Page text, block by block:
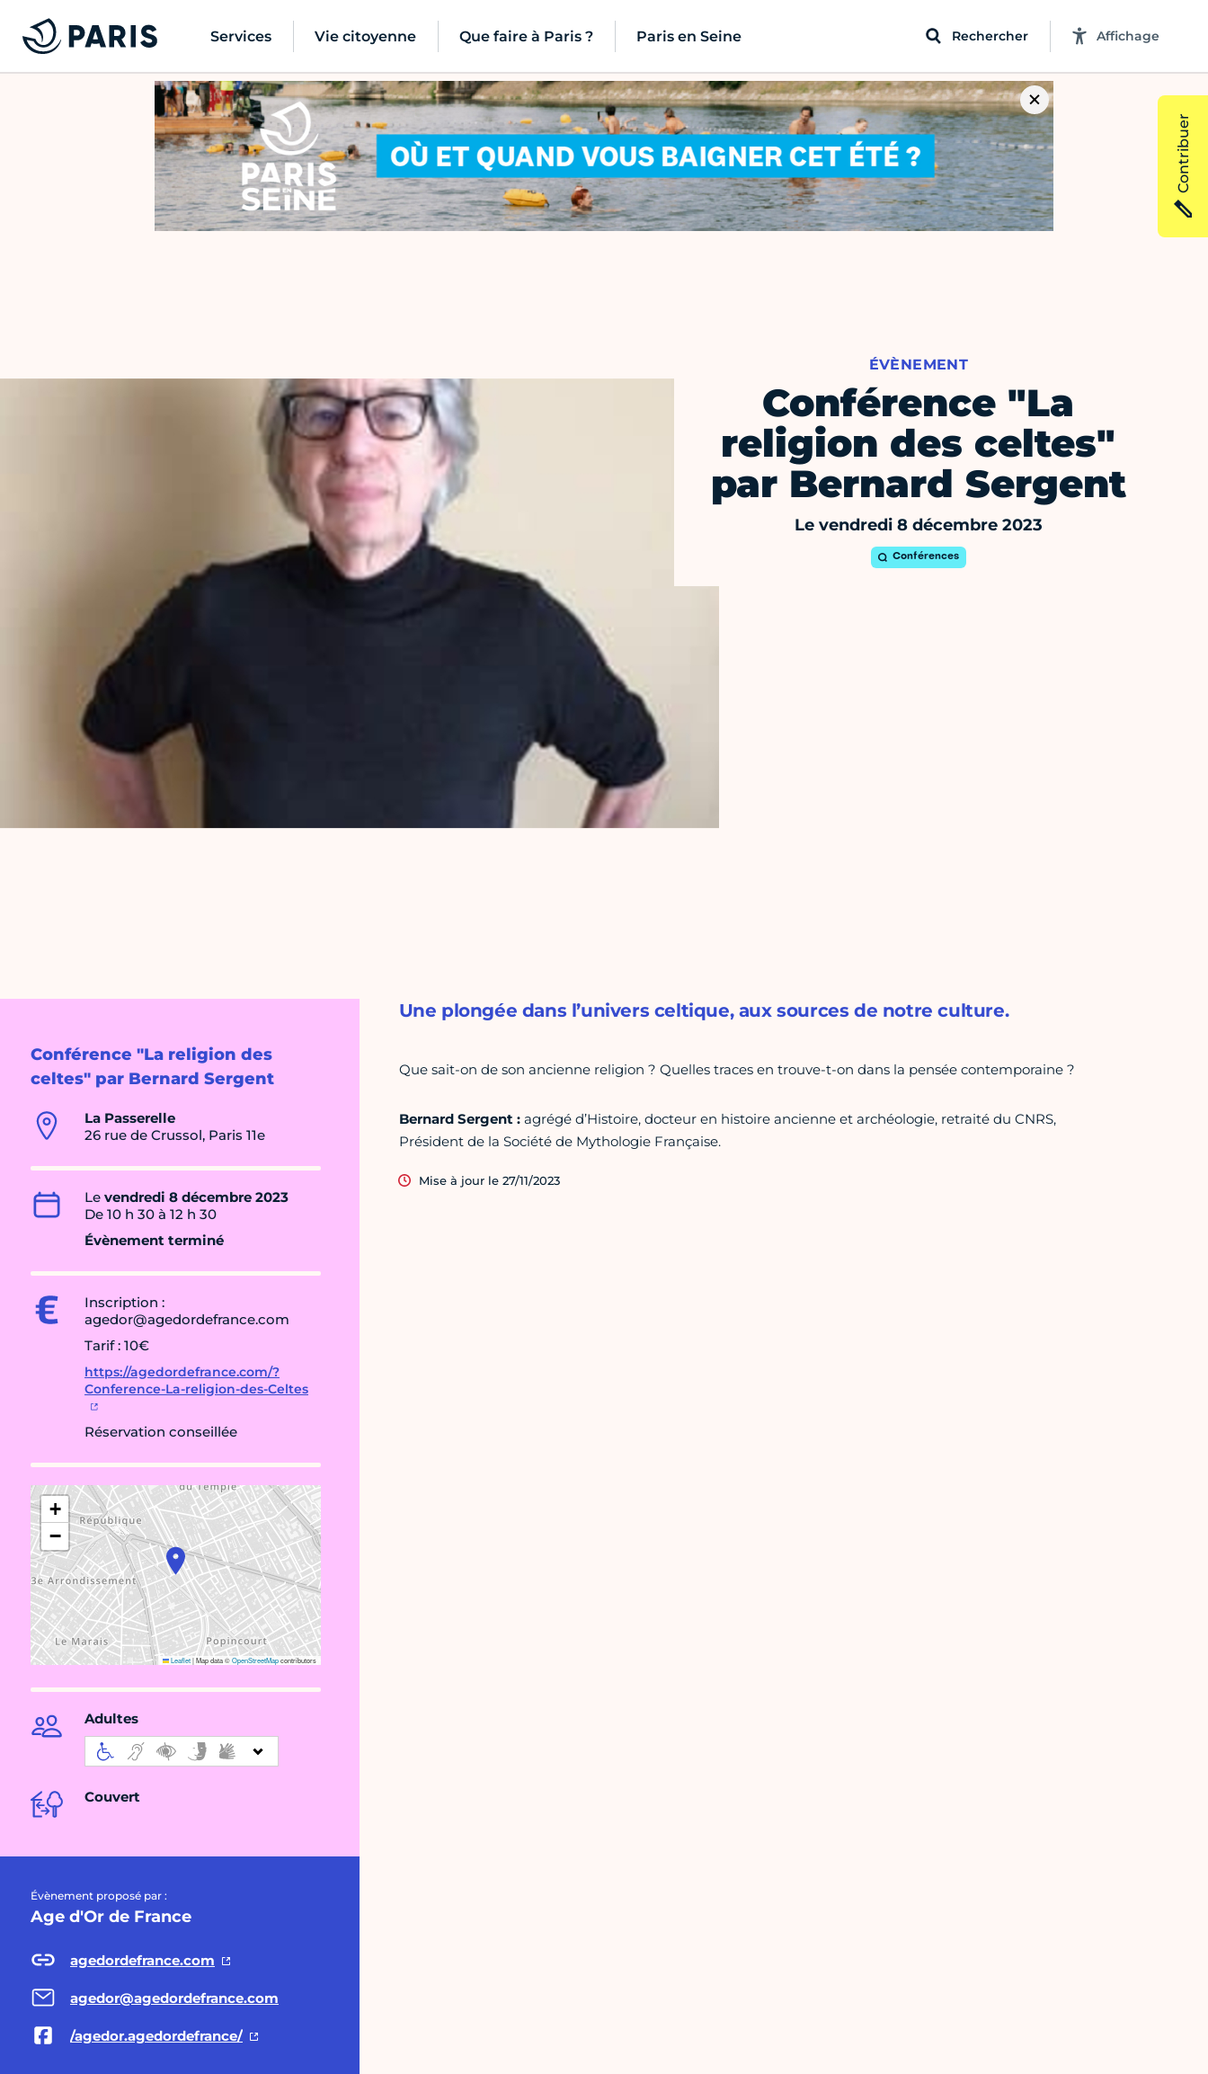
Services Vie citoyenne Que faire à Paris ? Paris en Seine Rechercher Affichage
ÉVÈNEMENT
Conférence "La
religion des celtes"
par Bernard Sergent
Le vendredi 8 décembre 2023
Conférences
Conférence "La religion des
celtes" par Bernard Sergent
La Passerelle
26 rue de Crussol, Paris 11e
Le vendredi 8 décembre 2023
De 10 h 30 à 12 h 30
Évènement terminé
Inscription :
agedor@agedordefrance.com
Tarif : 10€
https://agedordefrance.com/?
Conference-La-religion-des-Celtes
Réservation conseillée
+
−
Leaflet|Map data ©OpenStreetMapcontributors
Adultes
Couvert
Évènement proposé par :
Age d'Or de France
agedordefrance.com
agedor@agedordefrance.com
/agedor.agedordefrance/
Une plongée dans l’univers celtique, aux sources de notre culture.
Que sait-on de son ancienne religion ? Quelles traces en trouve-t-on dans la pensée contemporaine ?
Bernard Sergent :agrégé d’Histoire, docteur en histoire ancienne et archéologie, retraité du CNRS,
Président de la Société de Mythologie Française.
Mise à jour le 27/11/2023
Contribuer